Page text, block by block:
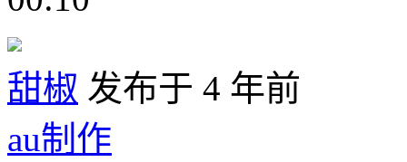
甜椒 发布于 4 年前
au制作